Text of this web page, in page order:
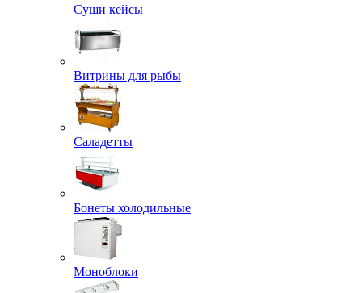
Суши кейсы
Витрины для рыбы
Саладетты
Бонеты холодильные
Моноблоки